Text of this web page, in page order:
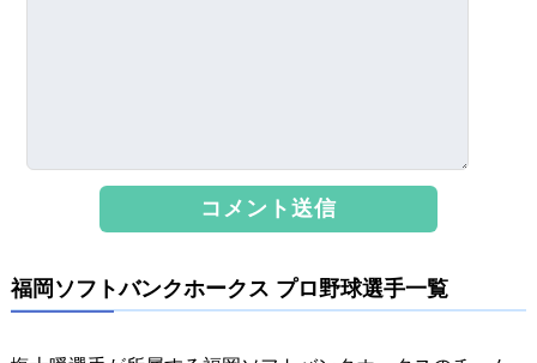
福岡ソフトバンクホークス プロ野球選手一覧